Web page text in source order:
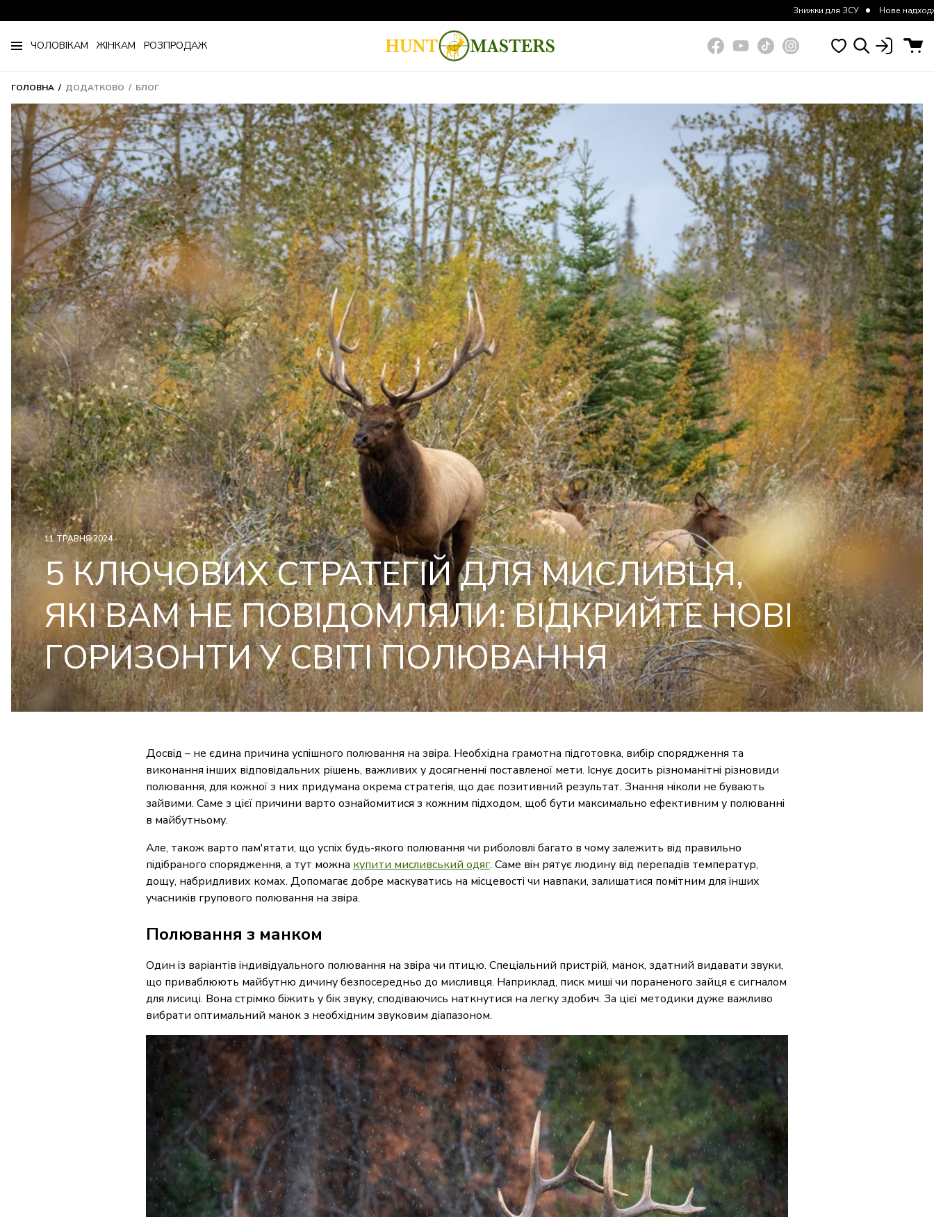
Нове надходження курток та штанів Знижки для
ЧОЛОВІКАМ ЖІНКАМ РОЗПРОДАЖ
ГОЛОВНА ДОДАТКОВО БЛОГ
11 ТРАВНЯ 2024
5 КЛЮЧОВИХ СТРАТЕГІЙ ДЛЯ МИСЛИВЦЯ,
ЯКІ ВАМ НЕ ПОВІДОМЛЯЛИ: ВІДКРИЙТЕ НОВІ
ГОРИЗОНТИ У СВІТІ ПОЛЮВАННЯ
Досвід – не єдина причина успішного полювання на звіра. Необхідна грамотна підготовка, вибір спорядження та
виконання інших відповідальних рішень, важливих у досягненні поставленої мети. Існує досить різноманітні різновиди
полювання, для кожної з них придумана окрема стратегія, що дає позитивний результат. Знання ніколи не бувають
зайвими. Саме з цієї причини варто ознайомитися з кожним підходом, щоб бути максимально ефективним у полюванні
в майбутньому.
Але, також варто пам'ятати, що успіх будь-якого полювання чи риболовлі багато в чому залежить від правильно
підібраного спорядження, а тут можна купити мисливський одяг. Саме він рятує людину від перепадів температур,
дощу, набридливих комах. Допомагає добре маскуватись на місцевості чи навпаки, залишатися помітним для інших
учасників групового полювання на звіра.
Полювання з манком
Один із варіантів індивідуального полювання на звіра чи птицю. Спеціальний пристрій, манок, здатний видавати звуки,
що приваблюють майбутню дичину безпосередньо до мисливця. Наприклад, писк миші чи пораненого зайця є сигналом
для лисиці. Вона стрімко біжить у бік звуку, сподіваючись наткнутися на легку здобич. За цієї методики дуже важливо
вибрати оптимальний манок з необхідним звуковим діапазоном.